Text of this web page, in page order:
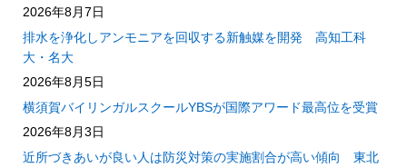
2026年8月7日
排水を浄化しアンモニアを回収する新触媒を開発 高知工科
大・名大
2026年8月5日
横須賀バイリンガルスクールYBSが国際アワード最高位を受賞
2026年8月3日
近所づきあいが良い人は防災対策の実施割合が高い傾向 東北